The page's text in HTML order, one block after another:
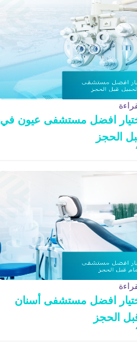
افضل مستشفى عيون في
الحجز
افضل مستشفى أسنان
الحجز